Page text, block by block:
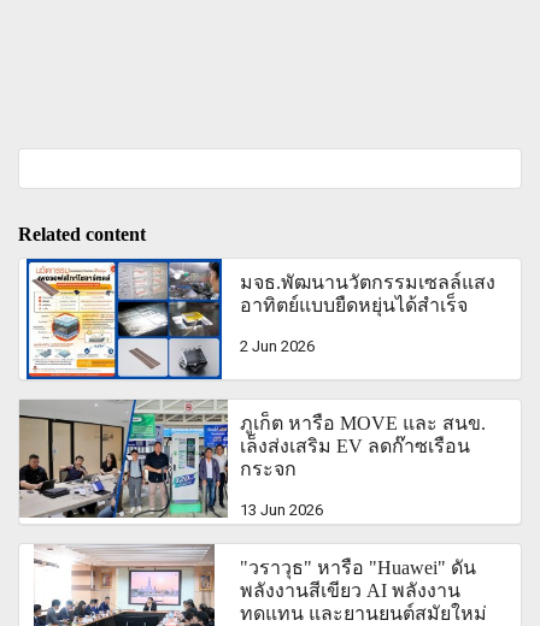
Related content
มจธ.พัฒนานวัตกรรมเซลล์แสง
อาทิตย์แบบยืดหยุ่นได้สำเร็จ
2 Jun 2026
ภูเก็ต หารือ MOVE และ สนข.
เล็งส่งเสริม EV ลดก๊าซเรือน
กระจก
13 Jun 2026
"วราวุธ" หารือ "Huawei" ดัน
พลังงานสีเขียว AI พลังงาน
ทดแทน และยานยนต์สมัยใหม่